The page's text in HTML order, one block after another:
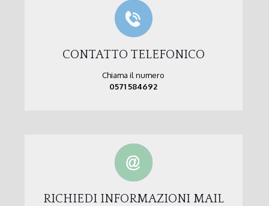
CONTATTO TELEFONICO
Chiama il numero
0571 584692
RICHIEDI INFORMAZIONI MAIL